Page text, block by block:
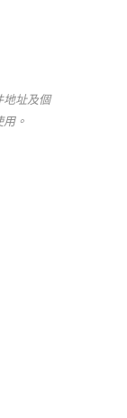
地址及個
。